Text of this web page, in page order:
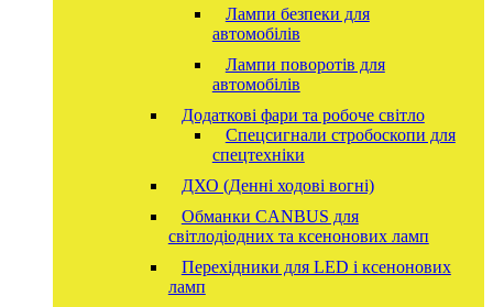
Лампи безпеки для
автомобілів
Лампи поворотів для
автомобілів
Додаткові фари та робоче світло
Спецсигнали стробоскопи для
спецтехніки
ДХО (Денні ходові вогні)
Обманки CANBUS для
світлодіодних та ксенонових ламп
Перехідники для LED і ксенонових
ламп